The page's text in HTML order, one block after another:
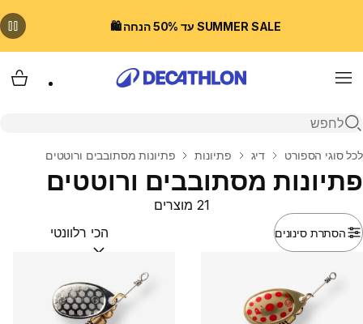
SUMMER SALE עד 50% הנחה 🛍️
Menu
פתיחת חיפוש
בית
לכל סוגי הספורט דיג פתיונות פתיונות מסתובבים ורוטטים
פתיונות מסתובבים ורוטטים
הסתרת סינונים
21 מוצרים
מיין לפי:(optional)